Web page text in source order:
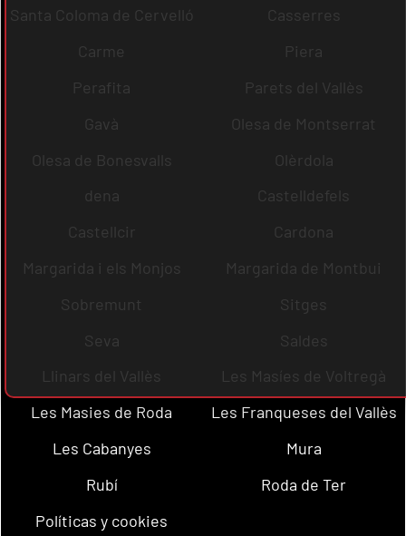
Santa Coloma de Cervelló
Casserres
Carme
Piera
Perafita
Parets del Vallès
Gavà
Olesa de Montserrat
Olesa de Bonesvalls
Olèrdola
dena
Castelldefels
Castellcir
Cardona
Margarida i els Monjos
Margarida de Montbui
Sobremunt
Sitges
Seva
Saldes
Llinars del Vallès
Les Masíes de Voltregà
Les Masies de Roda
Les Franqueses del Vallès
Les Cabanyes
Mura
Rubí
Roda de Ter
Políticas y cookies